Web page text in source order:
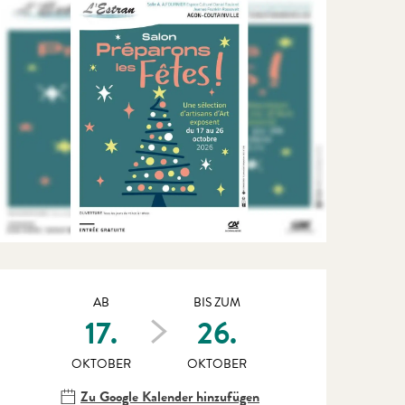
&
AB
17.
OKTOBER
BIS ZUM
26.
OKTOBER
Zu Google Kalender hinzufügen